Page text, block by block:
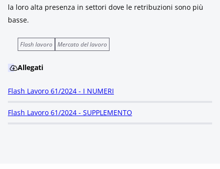
la loro alta presenza in settori dove le retribuzioni sono più
basse.
Flash lavoro Mercato del lavoro
Allegati
Flash Lavoro 61/2024 - I NUMERI
Flash Lavoro 61/2024 - SUPPLEMENTO